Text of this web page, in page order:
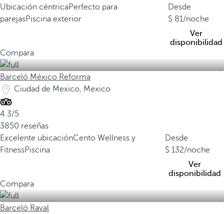
Ubicación céntricaPerfecto para
parejasPiscina exterior
Desde
81/noche
Ver
disponibilidad
Compara
Barceló México Reforma
Ciudad de Mexico, Mexico
4.3/5
3850 reseñas
Excelente ubicaciónCento Wellness y
FitnessPiscina
Desde
132/noche
Ver
disponibilidad
Compara
Barceló Raval